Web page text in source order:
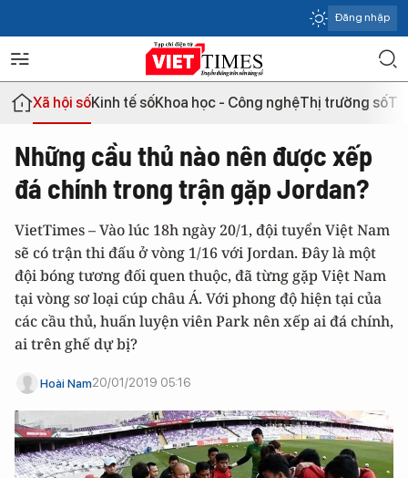
Đăng nhập
Xã hội sốKinh tế sốKhoa học - Công nghệThị trường số
Những cầu thủ nào nên được xếp
đá chính trong trận gặp Jordan?
VietTimes – Vào lúc 18h ngày 20/1, đội tuyển Việt Nam
sẽ có trận thi đấu ở vòng 1/16 với Jordan. Đây là một
đội bóng tương đối quen thuộc, đã từng gặp Việt Nam
tại vòng sơ loại cúp châu Á. Với phong độ hiện tại của
các cầu thủ, huấn luyện viên Park nên xếp ai đá chính,
ai trên ghế dự bị?
Hoài Nam20/01/2019 05:16